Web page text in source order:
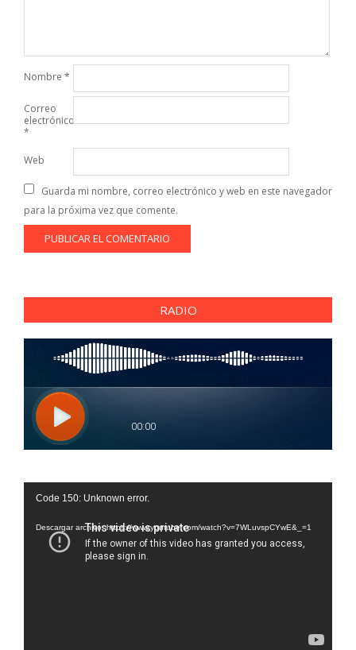
Nombre *
Correo
electrónico
*
Web
Guarda mi nombre, correo electrónico y web en este navegador
para la próxima vez que comente.
RADIO
Reproductor
vídeo
Code 150: Unknown error.
Descargar archivo: https://www.youtube.com/watch?v=7WLuvspCYwE&_=1